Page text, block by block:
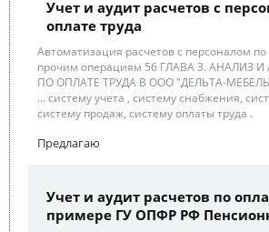
Учет и аудит расчетов с
оплате труда
Автоматизация расчетов с персоналом по
прочим операциям 56 ГЛАВА 3. АНАЛИЗ
ПО ОПЛАТЕ ТРУДА В ООО "ДЕЛЬТА-
... систему учета , систему снабжения,
систему продаж, систему оплаты труда .
Предлагаю
Учет и аудит расчетов по
примере ГУ ОПФР РФ